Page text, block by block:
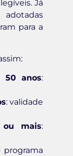
Já
para a
50 anos:
: validade
mais:
programa